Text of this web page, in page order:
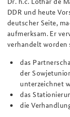
DDR und heute
deutscher Seite,
aufmerksam. Er
verhandelt worden
das
der
unterzeichnet
das
die